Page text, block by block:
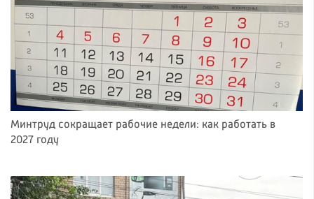
Минтруд сокращает рабочие недели: как работать в
2027 году